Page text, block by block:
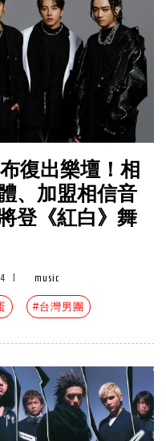
復出樂壇！相
、加盟相信音
登《紅白》舞
music
#台灣男團